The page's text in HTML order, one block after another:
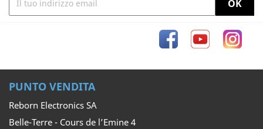
FacebookYouTube
PUNTO VENDITA
Reborn Electronics SA
Belle-Terre - Cours de l’Emine 4